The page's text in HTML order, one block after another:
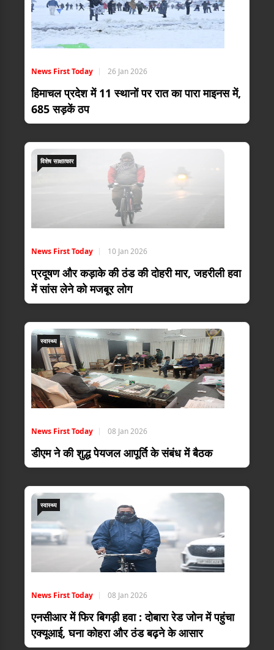
News First Today 26 Jan 2026
हिमाचल प्रदेश में 11 स्थानों पर रात का पारा माइनस में,
685 सड़कें ठप
विशेष साक्षात्कार
News First Today 10 Jan 2026
प्रदूषण और कड़ाके की ठंड की दोहरी मार, जहरीली हवा
में सांस लेने को मजबूर लोग
स्वास्थ्य
News First Today 08 Jan 2026
डीएम ने की शुद्ध पेयजल आपूर्ति के संबंध में बैठक
स्वास्थ्य
News First Today 08 Jan 2026
एनसीआर में फिर बिगड़ी हवा : दोबारा रेड जोन में पहुंचा
एक्यूआई, घना कोहरा और ठंड बढ़ने के आसार